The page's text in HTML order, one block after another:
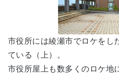
市役所には綾瀬市でロケをし
ている（上）。
市役所屋上も数多くのロケ地